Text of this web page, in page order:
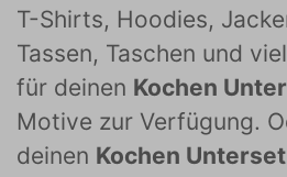
T-Shirts, Hoodies,
Tassen, Taschen und
für deinen Kochen
Motive zur Verfügung.
deinen Kochen